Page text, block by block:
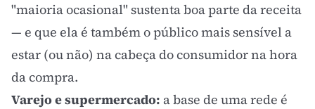
"maioria ocasional" sustenta boa parte da receita
— e que ela é também o público mais sensível a
estar (ou não) na cabeça do consumidor na hora
da compra.
Varejo e supermercado: a base de uma rede é